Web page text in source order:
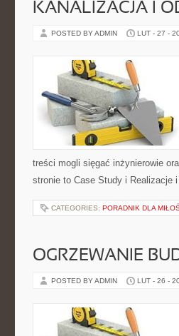
KANALIZACJA I
POSTED BY ADMIN LUT - 27 -
treści mogli sięgać inżynierowie
stronie to Case Study i Realizacje
CATEGORIES: PORADNIK DLA
OGRZEWANIE
POSTED BY ADMIN LUT - 26 -